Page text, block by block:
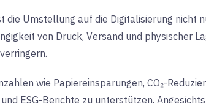
Umstellung auf die Digitalisierung nicht
von Druck, Versand und physischer
wie Papiereinsparungen, CO₂-
ESG-Berichte zu unterstützen.